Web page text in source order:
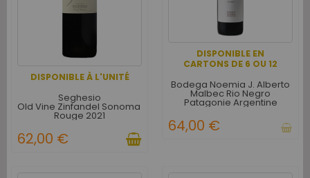
DISPONIBLE À L'UNITÉ
Seghesio
Old Vine Zinfandel Sonoma USA
Rouge 2021
62,00 €
DISPONIBLE EN
CARTONS DE 6 OU 12
Bodega Noemia J. Alberto
Malbec Rio Negro
Patagonie Argentine
64,00 €